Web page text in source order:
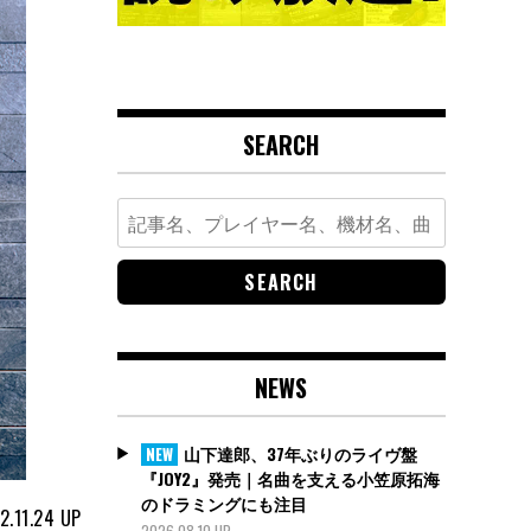
UP
SEARCH
Search
for:
NEWS
NEW 山下達郎、37年ぶりのライヴ盤
『JOY2』発売｜名曲を支える小笠原拓海
のドラミングにも注目